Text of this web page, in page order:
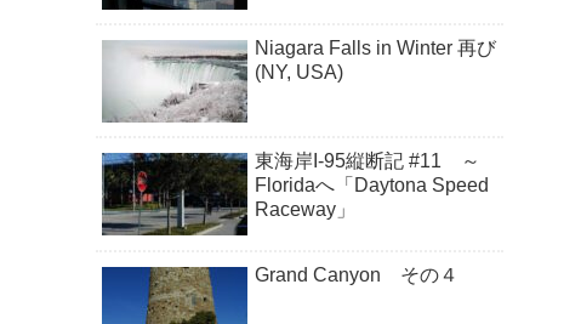
Niagara Falls in Winter 再び
(NY, USA)
東海岸I-95縦断記 #11 ～
Floridaへ「Daytona Speed
Raceway」
Grand Canyon その４